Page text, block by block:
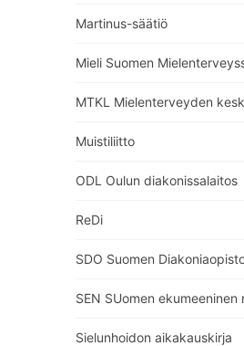
Martinus-säätiö
Mieli Suomen
MTKL Mielenterveyden
Muistiliitto
ODL Oulun diakonissalaitos
ReDi
SDO Suomen
SEN SUomen ekumeeninen
Sielunhoidon aikakauskirja